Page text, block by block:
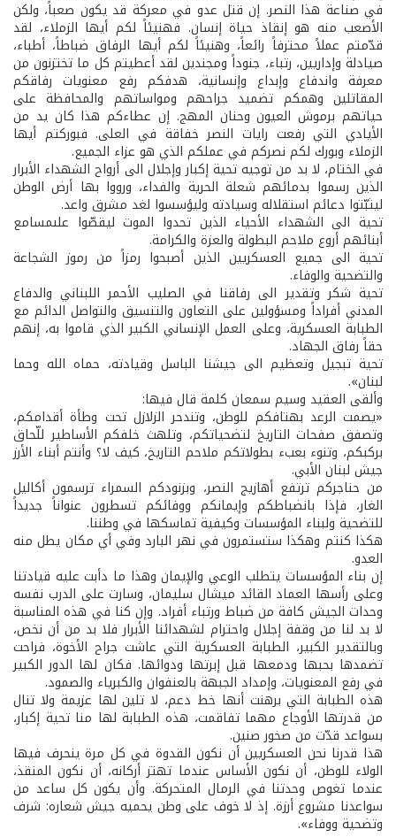
في صناعة هذا النصر. إن قتل عدو في معركة قد يكون صعباً، ولكن
الأصعب منه هو إنقاذ حياة إنسان. فهنيئاً لكم أيها الزملاء، لقد
قدّمتم عملاً محترفاً رائعاً، وهنيئاً لكم أيها الرفاق ضباطاً، أطباء،
صيادلة وإداريين، رتباء، جنوداً ومجندين لقد أعطيتم كل ما تختزنون من
معرفة واندفاع وإبداع وإنسانية، هدفكم رفع معنويات رفاقكم
المقاتلين وهمكم تضميد جراحهم ومواساتهم والمحافظة على
حياتهم برموش العيون وحنان المهج. إن عطاءكم هذا كان يد من
الأيادي التي رفعت رايات النصر خفاقة في العلى. فبوركتم أيها
الزملاء وبورك لكم نصركم في عملكم الذي هو عزاء الجميع.
في الختام، لا بد من توجيه تحية إكبار وإجلال الى أرواح الشهداء الأبرار
الذين رسموا بدمائهم شعلة الحرية والفداء، ورووا بها أرض الوطن
ليثبّتوا دعائم استقلاله وسيادته وليؤسسوا لغد مشرق واعد.
تحية الى الشهداء الأحياء الذين تحدوا الموت ليقصّوا علىمسامع
أبنائهم أروع ملاحم البطولة والعزة والكرامة.
تحية الى جميع العسكريين الذين أصبحوا رمزاً من رموز الشجاعة
والتضحية والوفاء.
تحية شكر وتقدير الى رفاقنا في الصليب الأحمر اللبناني والدفاع
المدني أفراداً ومسؤولين على التعاون والتنسيق والتواصل الدائم مع
الطبابة العسكرية، وعلى العمل الإنساني الكبير الذي قاموا به، إنهم
حقاً رفاق الجهاد.
تحية تبجيل وتعظيم الى جيشنا الباسل وقيادته، حماه الله وحما
لبنان».
وألقى العقيد وسيم سمعان كلمة قال فيها:
«يصمت الرعد بهتافكم للوطن، وتندحر الزلازل تحت وطأة أقدامكم،
وتصفق صفحات التاريخ لتضحياتكم، وتلهث خلفكم الأساطير للّحاق
بركبكم، وتنوء بعبء بطولاتكم ملاحم التاريخ، كيف لا؟ وأنتم أبناء الأرز
جيش لبنان الأبي.
من حناجركم ترتفع أهازيج النصر، وبزنودكم السمراء ترسمون أكاليل
الغار، فإذا بانضباطكم وإيمانكم ووفائكم تسطرون عنواناً جديداً
للتضحية ولبناء المؤسسات وكيفية تماسكها في وطننا.
هكذا كنتم وهكذا ستستمرون في نهر البارد وفي أي مكان يطل منه
العدو.
إن بناء المؤسسات يتطلب الوعي والإيمان وهذا ما دأبت عليه قيادتنا
وعلى رأسها العماد القائد ميشال سليمان، وسارت على الدرب نفسه
وحدات الجيش كافة من ضباط ورتباء أفراد. وإن كنا في هذه المناسبة
لا بد لنا من وقفة إجلال واحترام لشهدائنا الأبرار فلا بد من أن نخص،
وبالتقدير الكبير، الطبابة العسكرية التي عاشت جراح الأخوة، فراحت
تضمدها بحبها ودمعها قبل إبرتها ودوائها. فكان لها الدور الكبير
في رفع المعنويات، وإمداد الجبهة بالعنفوان والكبرياء والصمود.
هذه الطبابة التي برهنت أنها خط دعم، لا تلين لها عزيمة ولا تنال
من قدرتها الأوجاع مهما تفاقمت، هذه الطبابة لها منا تحية إكبار،
بسواعد قدّت من صخور صنين.
هذا قدرنا نحن العسكريين أن نكون القدوة في كل مرة ينحرف فيها
الولاء للوطن، أن نكون الأساس عندما تهتز أركانه، أن نكون المنقذ،
عندما تغوص وحدتنا في الرمال المتحركة. وأن يكون كل ساعد من
سواعدنا مشروع أرزة. إذ لا خوف على وطن يحميه جيش شعاره: شرف
وتضحية ووفاء».